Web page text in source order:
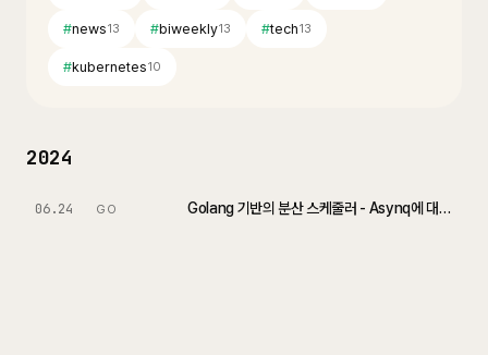
#news13 #biweekly13 #tech13
#kubernetes10
2024
06.24 GO Golang 기반의 분산 스케줄러 - Asynq에 대해서 알아보자